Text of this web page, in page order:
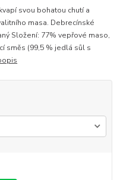
svou bohatou chutí a
masa. Debrecínské
Složení: 77% vepřové maso,
směs (99,5 % jedlá sůl s